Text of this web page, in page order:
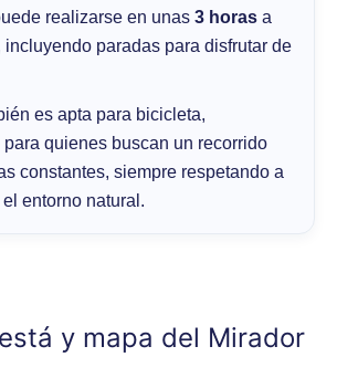
realizarse en unas3 horas a
incluyendo paradas para disfrutar de
es apta para bicicleta,
quienes buscan un recorrido
constantes, siempre respetando a
entorno natural.
y mapa del Mirador